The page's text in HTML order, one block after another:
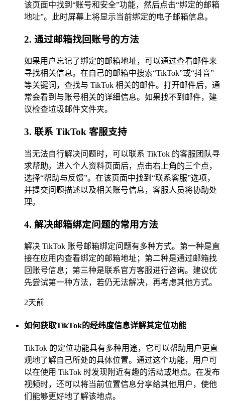
该页面中找到“账号和安全”功能，然后点击“绑定的邮箱
地址”。此时屏幕上将显示当前绑定的电子邮箱信息。
2. 通过邮箱找回账号的方法
如果用户忘记了绑定的邮箱地址，可以通过查看邮件来
寻找相关信息。在自己的邮箱中搜索“TikTok”或“抖音”
等关键词，查找与 TikTok 相关的邮件。打开邮件后，通
常会看到与账号相关的详细信息。如果找不到邮件，建
议检查垃圾邮件文件夹。
3. 联系 TikTok 客服支持
当无法自行解决问题时，可以联系 TikTok 的客服团队寻
求帮助。进入个人资料页面后，点击右上角的三个点，
选择“帮助与反馈”。在该页面中找到“联系客服”选项，
并提交问题描述以及相关账号信息，客服人员将协助处
理。
4. 解决邮箱绑定问题的常用方法
解决 TikTok 账号邮箱绑定问题有多种方式。第一种是直
接在应用内查看绑定的邮箱地址；第二种是通过邮箱找
回账号信息；第三种是联系官方客服进行咨询。建议优
先尝试第一种方法，若仍无法解决，再考虑其他方式。
2天前
如何获取TikTok的经纬度信息详解其定位功能
TikTok 的定位功能具有多种用途，它可以帮助用户更直
观地了解自己所处的具体位置。通过这个功能，用户可
以在使用 TikTok 时发现附近有趣的活动或地点。在发布
视频时，还可以将当前位置信息分享给其他用户，使他
们能够更好地了解该地点。